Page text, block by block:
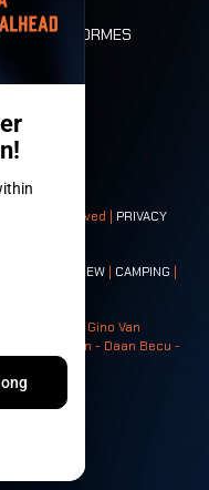
RIDE
ET NORMES
rights reserved | PRIVACY
CREW CAMPING
Bruggeman - Gino Van
Verbruggen - Daan Becu -